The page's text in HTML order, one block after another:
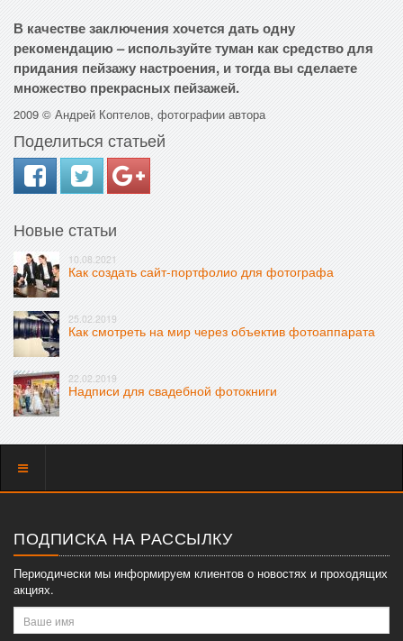
В качестве заключения хочется дать одну
рекомендацию – используйте туман как средство для
придания пейзажу настроения, и тогда вы сделаете
множество прекрасных пейзажей.
2009 © Андрей Коптелов, фотографии автора
Поделиться статьей
Новые статьи
10.08.2021
Как создать сайт-портфолио для фотографа
25.02.2019
Как смотреть на мир через объектив фотоаппарата
22.02.2019
Надписи для свадебной фотокниги
Показать
ПОДПИСКА НА РАССЫЛКУ
Периодически мы информируем клиентов о новостях и проходящих
акциях.
Ваше
имя